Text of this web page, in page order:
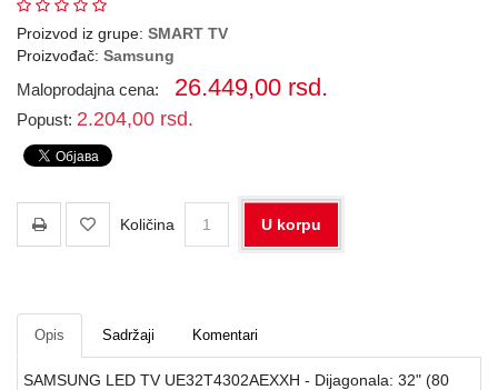
Laptop,
PC,
Štampač
uređaji
Dronovi
Proizvod iz grupe: SMART TV
Proizvođač: Samsung
Maloprodajna cena: 26.449,00 rsd.
Popust: 2.204,00 rsd.
Količina U korpu
Opis Sadržaji Komentari
SAMSUNG LED TV UE32T4302AEXXH - Dijagonala: 32" (80